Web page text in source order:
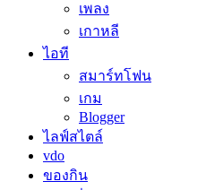
เพลง
เกาหลี
ไอที
สมาร์ทโฟน
เกม
Blogger
ไลฟ์สไตล์
vdo
ของกิน